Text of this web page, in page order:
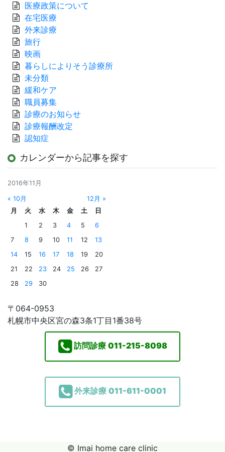
医療政策について
在宅医療
外来診療
旅行
映画
暮らしによりそう診療所
未分類
緩和ケア
職員募集
診療のお知らせ
診療報酬改定
認知症
カレンダーから記事を探す
2016年11月
« 10月
12月 »
月
火 水 木 金 土
日
1
2 3 4 5
6
7
8 9 10 11 12
13
14
15 16 17 18 19
20
21
22 23 24 25 26
27
28
29 30
〒064-0953
札幌市中央区宮の森3条1丁目1番38号
訪問診療 011-215-8098
外来診療 011-611-0001
© Imai home care clinic